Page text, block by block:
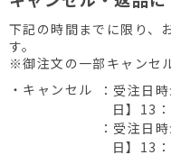
下記の時間までに限り、
す。
※御注文の一部キャンセ
・キャンセル
：受注日
日】13
：受注日
日】13